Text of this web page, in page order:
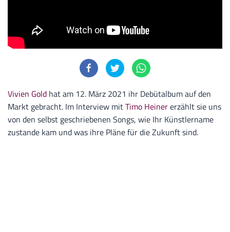
Vivien Gold hat am 12. März 2021 ihr Debütalbum auf den
Markt gebracht. Im Interview mitTimo Heinererzählt sie uns
von den selbst geschriebenen Songs, wie Ihr Künstlername
zustande kam und was ihre Pläne für die Zukunft sind.